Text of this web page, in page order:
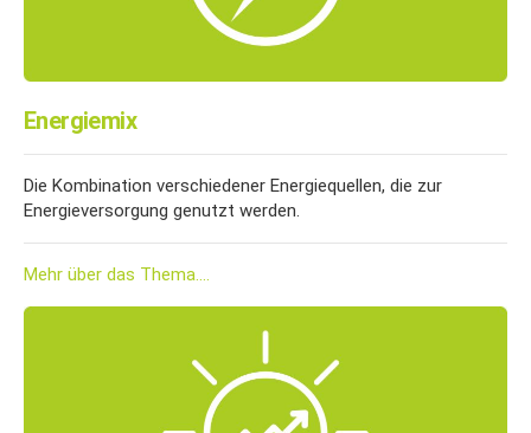
Energiemix
Die Kombination verschiedener Energiequellen, die zur
Energieversorgung genutzt werden.
Mehr über das Thema....